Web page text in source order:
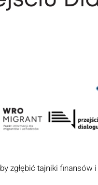
zgłębić tajniki